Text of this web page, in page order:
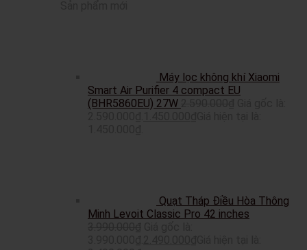
Máy lọc không khí Xiaomi
Smart Air Purifier 4 compact EU
(BHR5860EU) 27W
Quạt Tháp Điều Hòa Thông
Minh Levoit Classic Pro 42 inches